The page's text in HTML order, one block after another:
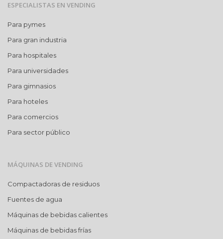
ESPECIALISTAS EN VENDING
Para pymes
Para gran industria
Para hospitales
Para universidades
Para gimnasios
Para hoteles
Para comercios
Para sector público
MÁQUINAS DE VENDING
Compactadoras de residuos
Fuentes de agua
Máquinas de bebidas calientes
Máquinas de bebidas frías